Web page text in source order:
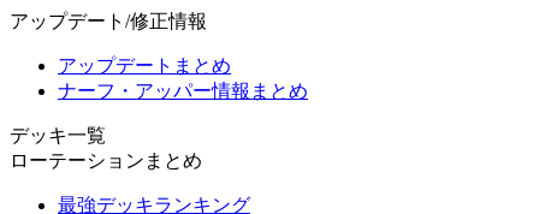
アップデート/修正情報
アップデートまとめ
ナーフ・アッパー情報まとめ
デッキ一覧
ローテーションまとめ
最強デッキランキング